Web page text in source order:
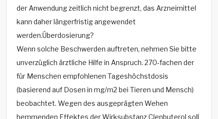
der Anwendung zeitlich nicht begrenzt, das Arzneimittel
kann daher längerfristig angewendet
werden.Überdosierung?
Wenn solche Beschwerden auftreten, nehmen Sie bitte
unverzüglich ärztliche Hilfe in Anspruch. 270-fachen der
für Menschen empfohlenen Tageshöchstdosis
(basierend auf Dosen in mg/m2 bei Tieren und Mensch)
beobachtet. Wegen des ausgeprägten Wehen
hemmenden Effektes der Wirksubstanz Clenbuterol soll